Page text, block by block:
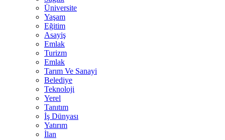
Üniversite
Yaşam
Eğitim
Asayiş
Emlak
Turizm
Emlak
Tarım Ve Sanayi
Belediye
Teknoloji
Yerel
Tanıtım
İş Dünyası
Yatırım
İlan